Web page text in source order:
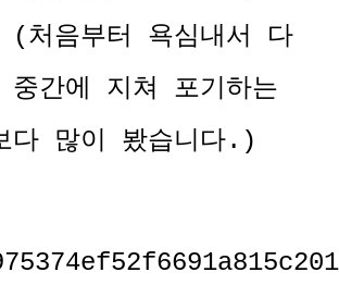
(처음부터 욕심내서 다
중간에 지쳐 포기하는
다 많이 봤습니다.)